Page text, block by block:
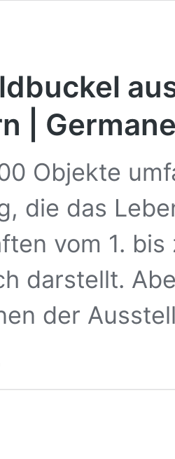
|
Objekte
die das
vom 1.
darstellt.
der